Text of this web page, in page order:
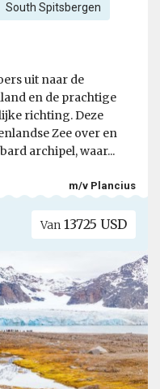
South Spitsbergen
uit naar de
en de prachtige
richting. Deze
Zee over en
archipel, waar...
m/v Plancius
Van 13725 USD